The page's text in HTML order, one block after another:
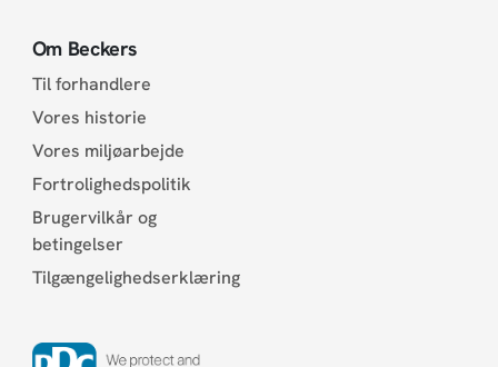
Om Beckers
Til forhandlere
Vores historie
Vores miljøarbejde
Fortrolighedspolitik
Brugervilkår og
betingelser
Tilgængelighedserklæring